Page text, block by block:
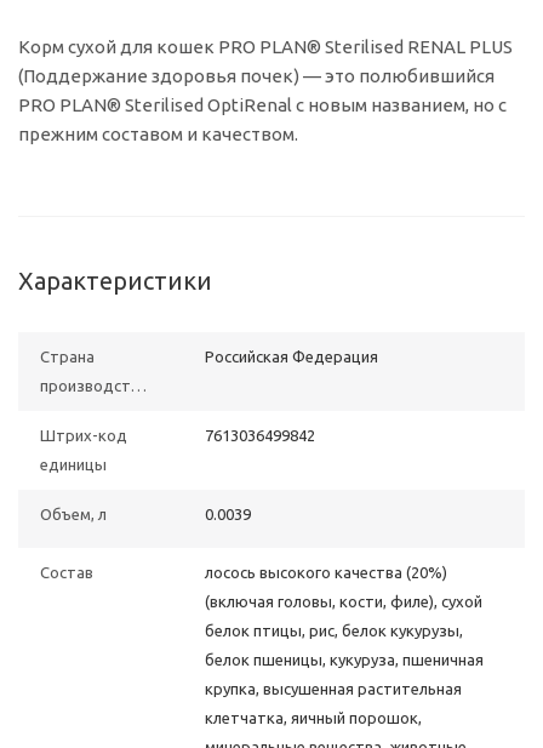
Корм сухой для кошек PRO PLAN® Sterilised RENAL PLUS
(Поддержание здоровья почек) — это полюбившийся
PRO PLAN® Sterilised OptiRenal с новым названием, но с
прежним составом и качеством.
Характеристики
Страна
производства
Российская Федерация
Штрих-код
единицы
7613036499842
Объем, л 0.0039
Состав
лосось высокого качества (20%)
(включая головы, кости, филе), сухой
белок птицы, рис, белок кукурузы,
белок пшеницы, кукуруза, пшеничная
крупка, высушенная растительная
клетчатка, яичный порошок,